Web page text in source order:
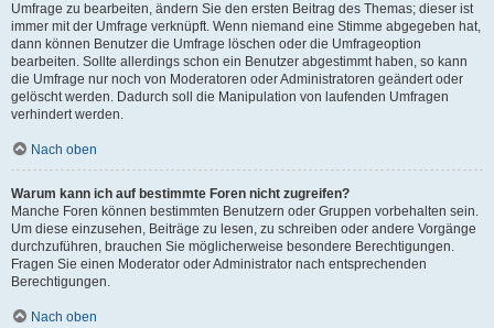
Umfrage zu bearbeiten, ändern Sie den ersten Beitrag des Themas; dieser ist
immer mit der Umfrage verknüpft. Wenn niemand eine Stimme abgegeben hat,
dann können Benutzer die Umfrage löschen oder die Umfrageoption
bearbeiten. Sollte allerdings schon ein Benutzer abgestimmt haben, so kann
die Umfrage nur noch von Moderatoren oder Administratoren geändert oder
gelöscht werden. Dadurch soll die Manipulation von laufenden Umfragen
verhindert werden.
Nach oben
Warum kann ich auf bestimmte Foren nicht zugreifen?
Manche Foren können bestimmten Benutzern oder Gruppen vorbehalten sein.
Um diese einzusehen, Beiträge zu lesen, zu schreiben oder andere Vorgänge
durchzuführen, brauchen Sie möglicherweise besondere Berechtigungen.
Fragen Sie einen Moderator oder Administrator nach entsprechenden
Berechtigungen.
Nach oben